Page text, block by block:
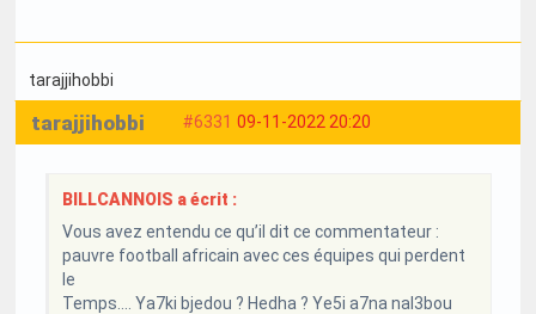
tarajjihobbi
#6331 09-11-2022 20:20
tarajjihobbi
BILLCANNOIS a écrit :
Vous avez entendu ce qu’il dit ce commentateur :
pauvre football africain avec ces équipes qui perdent
le
Temps…. Ya7ki bjedou ? Hedha ? Ye5i a7na nal3bou